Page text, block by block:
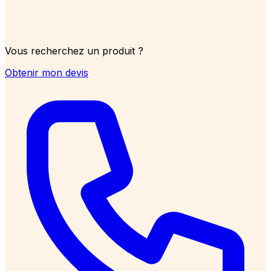
Vous recherchez un produit ?
Obtenir mon devis